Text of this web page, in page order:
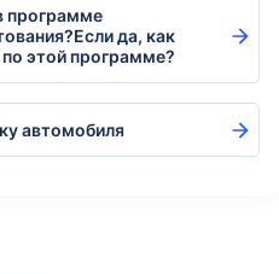
программе
да, как
этой программе?
автомобиля